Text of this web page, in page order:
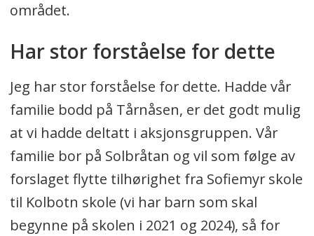
området.
Har stor forståelse for dette
Jeg har stor forståelse for dette. Hadde vår
familie bodd på Tårnåsen, er det godt mulig
at vi hadde deltatt i aksjonsgruppen. Vår
familie bor på Solbråtan og vil som følge av
forslaget flytte tilhørighet fra Sofiemyr skole
til Kolbotn skole (vi har barn som skal
begynne på skolen i 2021 og 2024), så for